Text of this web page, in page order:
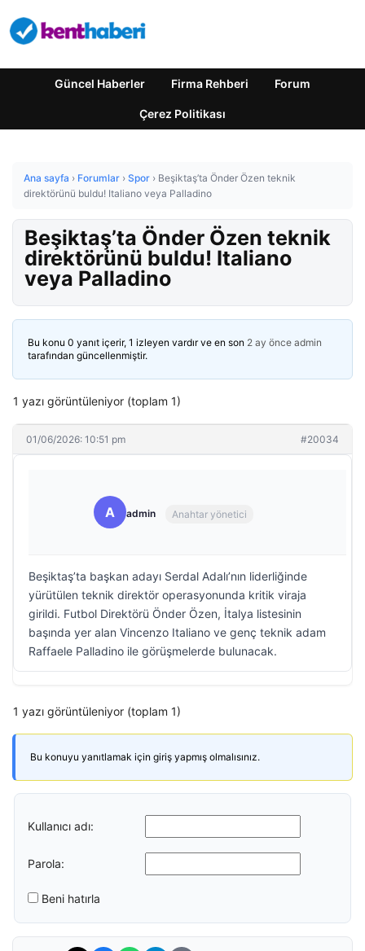
Güncel Haberler Firma Rehberi Forum
Çerez Politikası
Ana sayfa › Forumlar › Spor › Beşiktaş’ta Önder Özen teknik
direktörünü buldu! Italiano veya Palladino
Beşiktaş’ta Önder Özen teknik
direktörünü buldu! Italiano
veya Palladino
Bu konu 0 yanıt içerir, 1 izleyen vardır ve en son 2 ay önce admin
tarafından güncellenmiştir.
1 yazı görüntüleniyor (toplam 1)
01/06/2026: 10:51 pm #20034
A admin Anahtar yönetici
Beşiktaş’ta başkan adayı Serdal Adalı’nın liderliğinde
yürütülen teknik direktör operasyonunda kritik viraja
girildi. Futbol Direktörü Önder Özen, İtalya listesinin
başında yer alan Vincenzo Italiano ve genç teknik adam
Raffaele Palladino ile görüşmelerde bulunacak.
1 yazı görüntüleniyor (toplam 1)
Bu konuyu yanıtlamak için giriş yapmış olmalısınız.
Kullanıcı adı:
Parola:
Beni hatırla